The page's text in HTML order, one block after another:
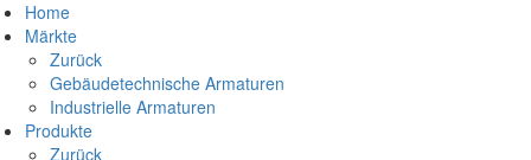
Direkt
zum
Inhalt
Main
navigation
DE
Home
Märkte
Zurück
Gebäudetechnische Armaturen
Industrielle Armaturen
Produkte
Zurück